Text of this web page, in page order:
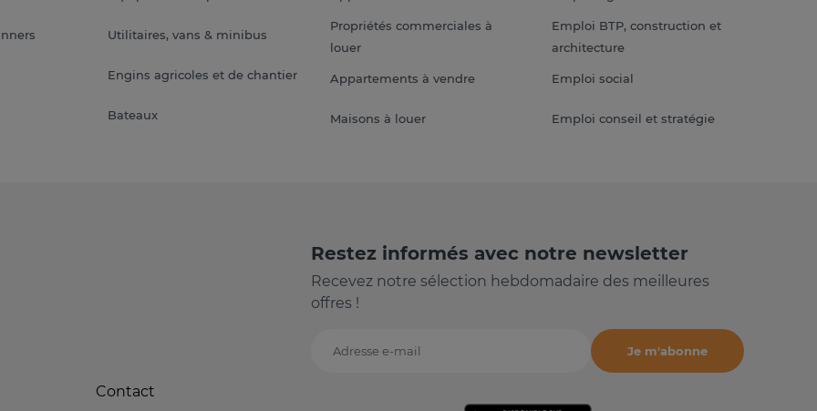
Utilitaires, vans & minibus
Engins agricoles et de chantier
Bateaux
Propriétés commerciales à
louer
Appartements à vendre
Maisons à louer
Emploi BTP, construction et
architecture
Emploi social
Emploi conseil et stratégie
Contact
Restez informés avec notre newsletter
Recevez notre sélection hebdomadaire des meilleures
offres !
Adresse e-mail
Je m'abonne